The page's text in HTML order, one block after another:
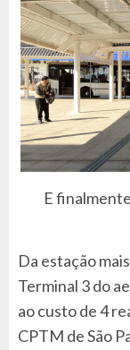
E
Da estação
Terminal 3 do
ao custo de 4
CPTM de São